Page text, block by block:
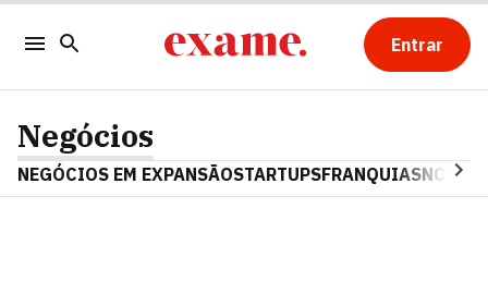
Entrar
Negócios
NEGÓCIOS EM EXPANSÃOSTARTUPSFRANQUIAS